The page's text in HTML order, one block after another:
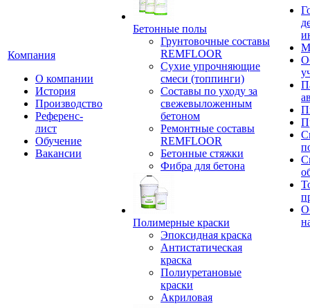
Компания
О компании
История
Производство
Референс-
лист
Обучение
Вакансии
Бетонные полы
Грунтовочные составы
REMFLOOR
Сухие упрочняющие
смеси (топпинги)
Составы по уходу за
свежевыложенным
бетоном
Ремонтные составы
REMFLOOR
Бетонные стяжки
Фибра для бетона
Полимерные краски
Эпоксидная краска
Антистатическая
краска
Полиуретановые
краски
Акриловая